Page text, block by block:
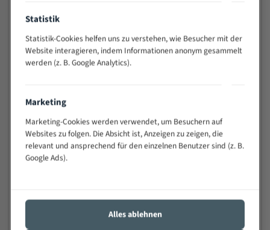
Widerstandsfähig gegen Zahnbruch auch bei
wechselnde Verbindungslängen)
Sehr geringe Vibration
Technische Beschreibung:
Positiver Spanwinkel
Bandkörper aus hochlegiertem Federstahl
Legierte HSS-beschichtete Zahnspitzen
Statistik
Statistik-Cookies helfen uns zu verstehen, wie Besucher mit der
Website interagieren, indem Informationen anonym gesammelt
werden (z. B. Google Analytics).
Marketing
Marketing-Cookies werden verwendet, um Besuchern auf
Websites zu folgen. Die Absicht ist, Anzeigen zu zeigen, die
relevant und ansprechend für den einzelnen Benutzer sind (z. B.
Google Ads).
Alles ablehnen